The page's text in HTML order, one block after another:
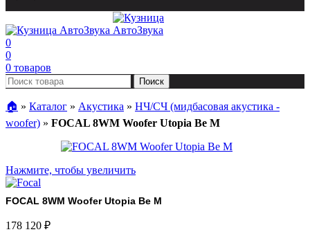
0
0
0 товаров
Поиск
🏠︎ » Каталог » Акустика » НЧ/СЧ (мидбасовая акустика -
woofer) » FOCAL 8WM Woofer Utopia Be M
Нажмите, чтобы увеличить
FOCAL 8WM Woofer Utopia Be M
178 120 ₽